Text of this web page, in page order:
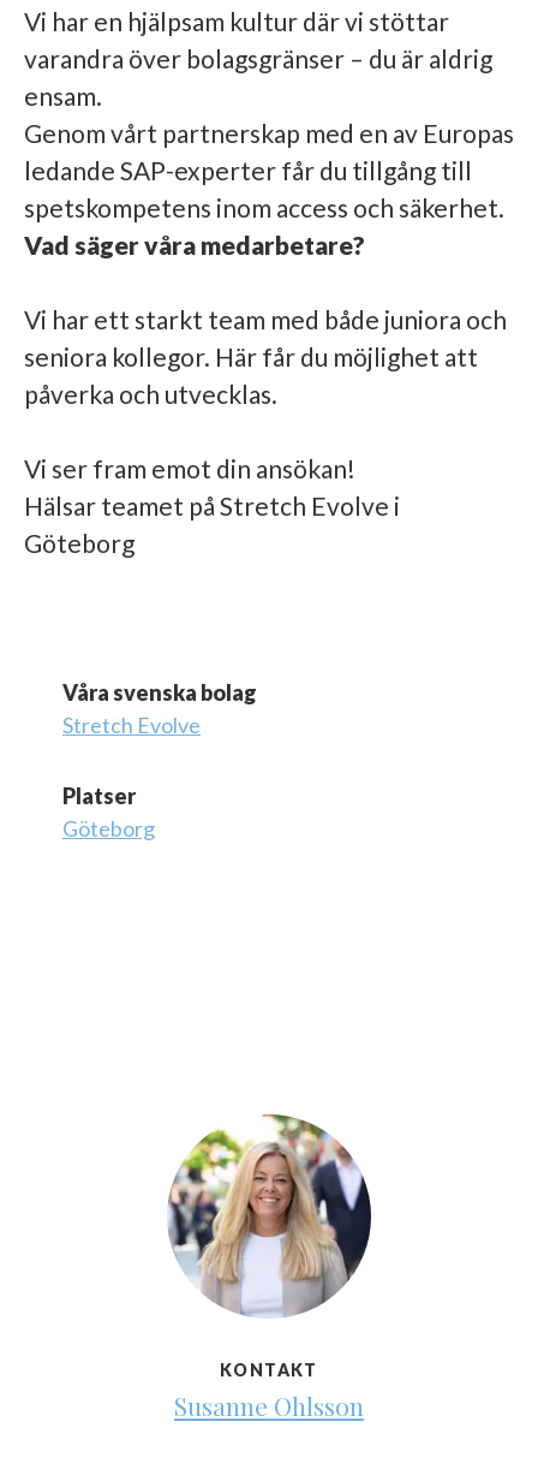
Vi har en hjälpsam kultur där vi stöttar
varandra över bolagsgränser – du är aldrig
ensam.
Genom vårt partnerskap med en av Europas
ledande SAP-experter får du tillgång till
spetskompetens inom access och säkerhet.
Vad säger våra medarbetare?
Vi har ett starkt team med både juniora och
seniora kollegor. Här får du möjlighet att
påverka och utvecklas.
Vi ser fram emot din ansökan!
Hälsar teamet på Stretch Evolve i
Göteborg
Våra svenska bolag
Stretch Evolve
Platser
Göteborg
KONTAKT
Susanne Ohlsson